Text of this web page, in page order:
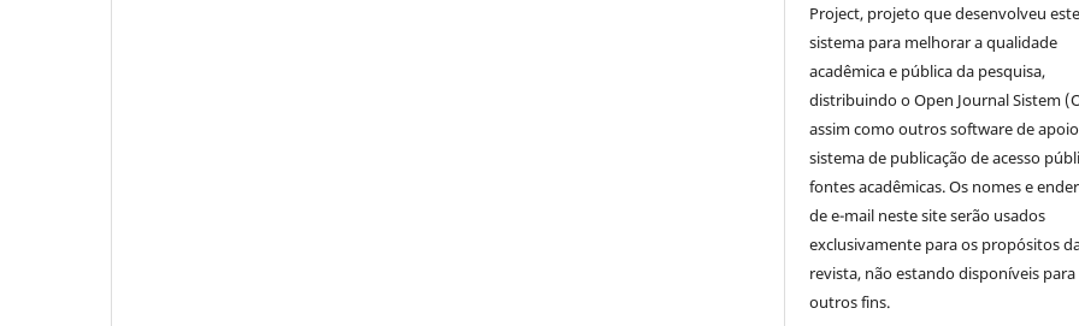
Project, projeto que desenvolveu este
sistema para melhorar a qualidade
acadêmica e pública da pesquisa,
distribuindo o Open Journal Sistem
assim como outros software de
sistema de publicação de acesso
fontes acadêmicas. Os nomes e
de e-mail neste site serão usados
exclusivamente para os propósitos
revista, não estando disponíveis para
outros fins.